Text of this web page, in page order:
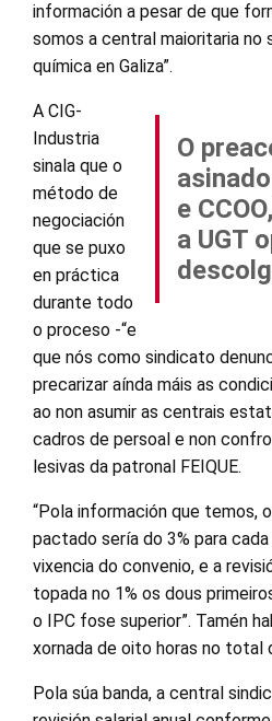
información a pesar de que
somos a central maioritaria no
química en Galiza”.
O
e
a UGT
A CIG-
Industria
sinala que o
método de
negociación
que se puxo
en práctica
durante todo
o proceso -“e
que nós como sindicato
precarizar aínda máis as
ao non asumir as centrais
cadros de persoal e non
lesivas da patronal FEIQUE.
“Pola información que temos,
pactado sería do 3% para
vixencia do convenio, e a
topada no 1% os dous
o IPC fose superior”. Tamén
xornada de oito horas no total
Pola súa banda, a central